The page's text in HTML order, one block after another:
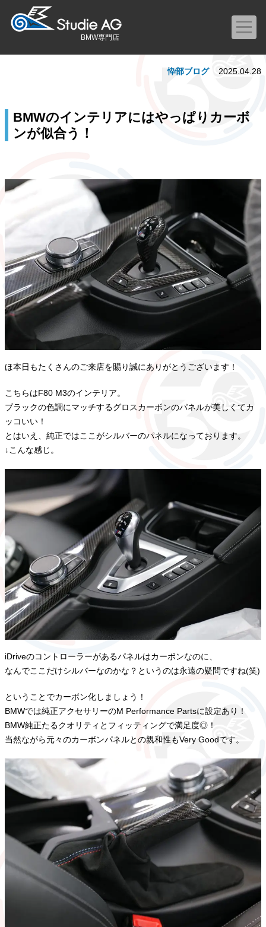
BMW専門店
BMWのインテリアにはやっぱりカーボ
ンが似合う！
忰部ブログ 2025.04.28
ほ本日もたくさんのご来店を賜り誠にありがとうございます！
こちらはF80 M3のインテリア。
ブラックの色調にマッチするグロスカーボンのパネルが美しくてカ
ッコいい！
とはいえ、純正ではここがシルバーのパネルになっております。
↓こんな感じ。
iDriveのコントローラーがあるパネルはカーボンなのに、
なんでここだけシルバーなのかな？というのは永遠の疑問ですね(笑)
ということでカーボン化しましょう！
BMWでは純正アクセサリーのM Performance Partsに設定あり！
BMW純正たるクオリティとフィッティングで満足度◎！
当然ながら元々のカーボンパネルとの親和性もVery Goodです。